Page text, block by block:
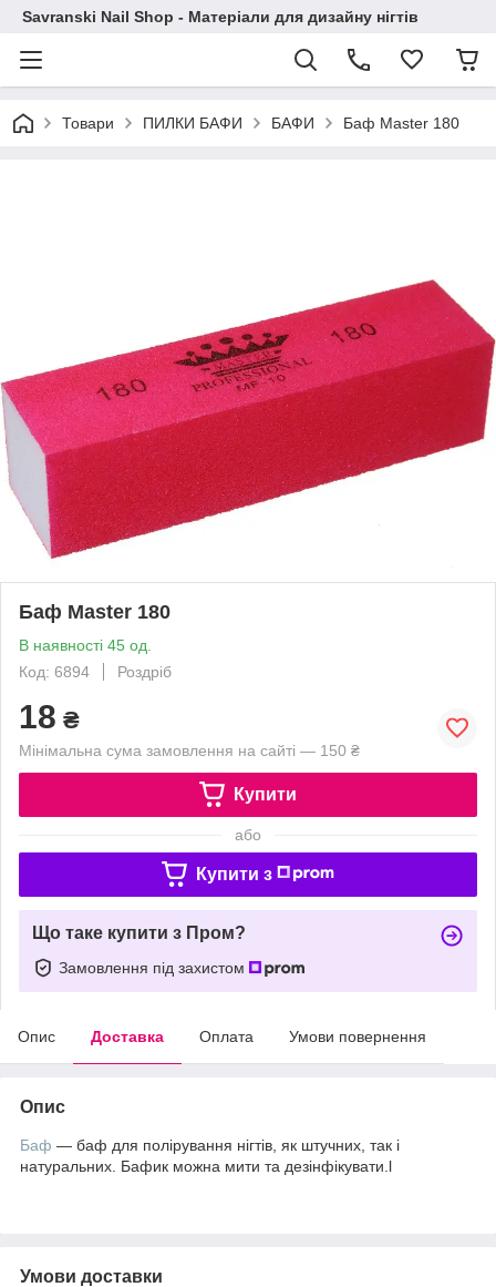
Savranski Nail Shop - Матеріали для дизайну нігтів
Товари ПИЛКИ БАФИ БАФИ Баф Master 180
Баф Master 180
В наявності 45 од.
Код: 6894
Роздріб
18 ₴
Мінімальна сума замовлення на сайті — 150 ₴
Купити
або
Купити з
Що таке купити з Пром?
Замовлення під захистом
Опис Доставка Оплата Умови повернення
Опис
Баф — баф для полірування нігтів, як штучних, так і
натуральних. Бафик можна мити та дезінфікувати.l
Умови доставки